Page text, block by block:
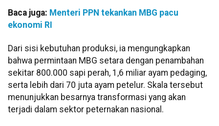
Baca juga: Menteri PPN tekankan MBG pacu
ekonomi RI
Dari sisi kebutuhan produksi, ia mengungkapkan
bahwa permintaan MBG setara dengan penambahan
sekitar 800.000 sapi perah, 1,6 miliar ayam pedaging,
serta lebih dari 70 juta ayam petelur. Skala tersebut
menunjukkan besarnya transformasi yang akan
terjadi dalam sektor peternakan nasional.